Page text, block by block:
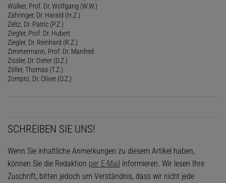
Wülker, Prof. Dr. Wolfgang (W.W.)
Zähringer, Dr. Harald (H.Z.)
Zeltz, Dr. Patric (P.Z.)
Ziegler, Prof. Dr. Hubert
Ziegler, Dr. Reinhard (R.Z.)
Zimmermann, Prof. Dr. Manfred
Zissler, Dr. Dieter (D.Z.)
Zöller, Thomas (T.Z.)
Zompro, Dr. Oliver (O.Z.)
SCHREIBEN SIE UNS!
Wenn Sie inhaltliche Anmerkungen zu diesem Artikel haben,
können Sie die Redaktion per E-Mail informieren. Wir lesen Ihre
Zuschrift, bitten jedoch um Verständnis, dass wir nicht jede